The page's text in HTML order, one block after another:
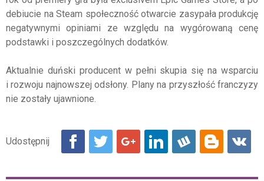
debiucie na Steam społeczność otwarcie zasypała produkcję
negatywnymi opiniami ze względu na wygórowaną cenę
podstawki i poszczególnych dodatków.
Aktualnie duński producent w pełni skupia się na wsparciu
i rozwoju najnowszej odsłony. Plany na przyszłość franczyzy
nie zostały ujawnione.